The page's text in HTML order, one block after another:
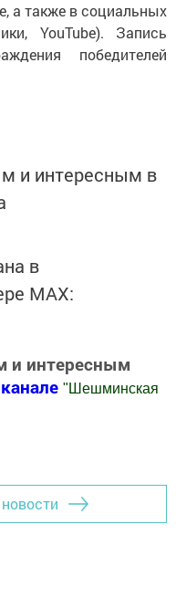
а также в социальных
YouTube). Запись
победителей
и интересным в
в
MАХ:
и интересным
" Шешминская